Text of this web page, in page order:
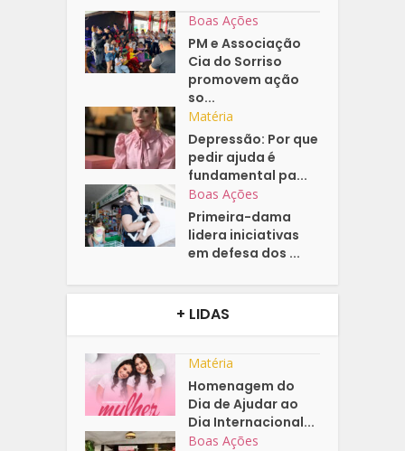
Boas Ações
PM e Associação
Cia do Sorriso
promovem ação
so...
Matéria
Depressão: Por que
pedir ajuda é
fundamental pa...
Boas Ações
Primeira-dama
lidera iniciativas
em defesa dos ...
+ LIDAS
Matéria
Homenagem do
Dia de Ajudar ao
Dia Internacional...
Boas Ações